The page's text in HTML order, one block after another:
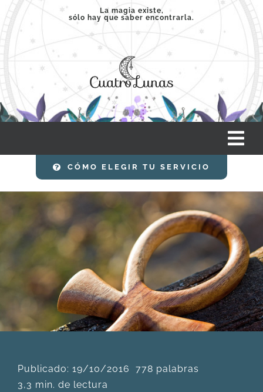
Saltar
contenido
La magia existe,
sólo hay que saber encontrarla.
INICIO
DESCARGAS
PRODUCTOS
ARTÍCULOS
CÓMO ELEGIR TU SERVICIO
Publicado: 19/10/2016
778 palabras
3,3 min. de lectura